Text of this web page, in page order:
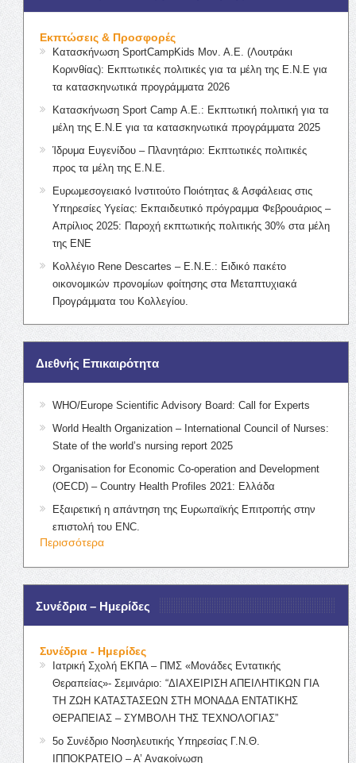
Εκπτώσεις & Προσφορές
Κατασκήνωση SportCampKids Μον. Α.Ε. (Λουτράκι
Κορινθίας): Εκπτωτικές πολιτικές για τα μέλη της Ε.Ν.Ε για
τα κατασκηνωτικά προγράμματα 2026
Κατασκήνωση Sport Camp Α.Ε.: Εκπτωτική πολιτική για τα
μέλη της Ε.Ν.Ε για τα κατασκηνωτικά προγράμματα 2025
Ίδρυμα Ευγενίδου – Πλανητάριο: Εκπτωτικές πολιτικές
προς τα μέλη της Ε.Ν.Ε.
Ευρωμεσογειακό Ινστιτούτο Ποιότητας & Ασφάλειας στις
Υπηρεσίες Υγείας: Εκπαιδευτικό πρόγραμμα Φεβρουάριος –
Απρίλιος 2025: Παροχή εκπτωτικής πολιτικής 30% στα μέλη
της ΕΝΕ
Κολλέγιο Rene Descartes – Ε.Ν.Ε.: Ειδικό πακέτο
οικονομικών προνομίων φοίτησης στα Μεταπτυχιακά
Προγράμματα του Κολλεγίου.
Διεθνής Επικαιρότητα
WHO/Europe Scientific Advisory Board: Call for Experts
World Health Organization – International Council of Nurses:
State of the world’s nursing report 2025
Organisation for Economic Co-operation and Development
(OECD) – Country Health Profiles 2021: Ελλάδα
Εξαιρετική η απάντηση της Ευρωπαϊκής Επιτροπής στην
επιστολή του ENC.
Περισσότερα
Συνέδρια – Ημερίδες
Συνέδρια - Ημερίδες
Ιατρική Σχολή ΕΚΠΑ – ΠΜΣ «Μονάδες Εντατικής
Θεραπείας»- Σεμινάριο: “ΔΙΑΧΕΙΡΙΣΗ ΑΠΕΙΛΗΤΙΚΩΝ ΓΙΑ
ΤΗ ΖΩΗ ΚΑΤΑΣΤΑΣΕΩΝ ΣΤΗ ΜΟΝΑΔΑ ΕΝΤΑΤΙΚΗΣ
ΘΕΡΑΠΕΙΑΣ – ΣΥΜΒΟΛΗ ΤΗΣ ΤΕΧΝΟΛΟΓΙΑΣ”
5ο Συνέδριο Νοσηλευτικής Υπηρεσίας Γ.Ν.Θ.
ΙΠΠΟΚΡΑΤΕΙΟ – Α’ Ανακοίνωση